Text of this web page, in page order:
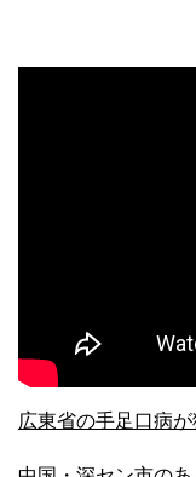
広東省の手足口病